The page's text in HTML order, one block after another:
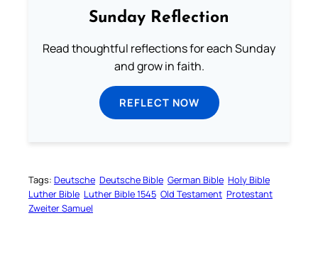
Sunday Reflection
Read thoughtful reflections for each Sunday
and grow in faith.
REFLECT NOW
Tags: Deutsche Deutsche Bible German Bible Holy Bible
Luther Bible Luther Bible 1545 Old Testament Protestant
Zweiter Samuel